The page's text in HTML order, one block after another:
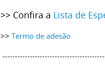
>> Confira a Lista de
>> Termo de adesão